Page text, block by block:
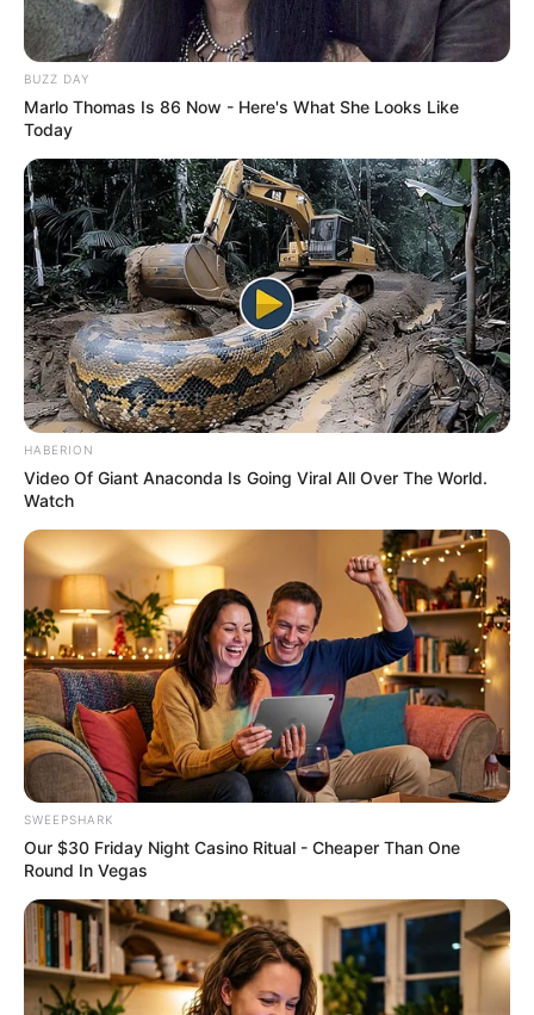
ER Doctor: "I Threw Out My Viagra After What I
Found On CVS Aisle 7"
FRIDAY PLANS
Flip This Switch: Next Month Your Electric Bill Won't
Be $245 But $14
STOPWATT
แนะนำ
BUZZ DAY
Marlo Thomas Is 86 Now - Here's What She Looks Like
Today
HABERION
Video Of Giant Anaconda Is Going Viral All Over The World.
Watch
SWEEPSHARK
Our $30 Friday Night Casino Ritual - Cheaper Than One
Round In Vegas